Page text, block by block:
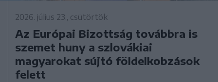
2026. július 23., csütörtök
Az Európai Bizottság továbbra is
szemet huny a szlovákiai
magyarokat sújtó földelkobzások
felett